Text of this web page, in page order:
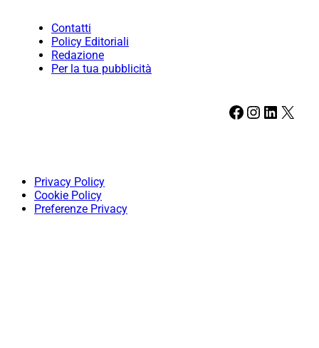
Contatti
Policy Editoriali
Redazione
Per la tua pubblicità
Facebook Instagram LinkedIn X
Privacy Policy
Cookie Policy
Preferenze Privacy